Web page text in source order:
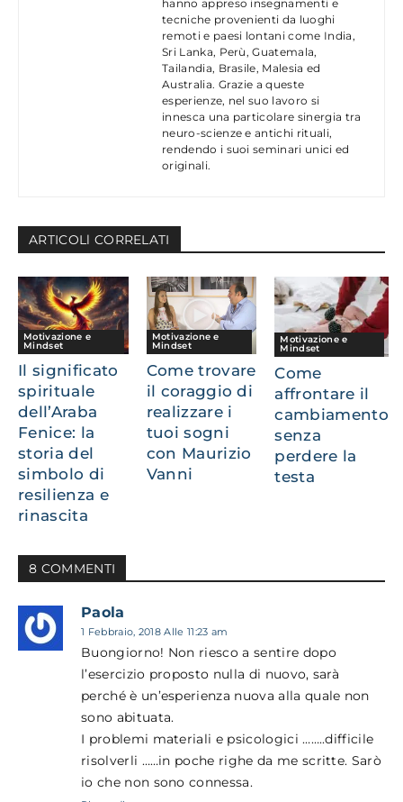
hanno appreso insegnamenti e
tecniche provenienti da luoghi
remoti e paesi lontani come India,
Sri Lanka, Perù, Guatemala,
Tailandia, Brasile, Malesia ed
Australia. Grazie a queste
esperienze, nel suo lavoro si
innesca una particolare sinergia tra
neuro-scienze e antichi rituali,
rendendo i suoi seminari unici ed
originali.
ARTICOLl CORRELATI
Motivazione e
Mindset
Il significato
spirituale
dell’Araba
Fenice: la
storia del
simbolo di
resilienza e
rinascita
Motivazione e
Mindset
Come trovare
il coraggio di
realizzare i
tuoi sogni
con Maurizio
Vanni
Motivazione e
Mindset
Come
affrontare il
cambiamento
senza
perdere la
testa
8 COMMENTI
Paola
1 Febbraio, 2018 Alle 11:23 am
Buongiorno! Non riesco a sentire dopo
l’esercizio proposto nulla di nuovo, sarà
perché è un’esperienza nuova alla quale non
sono abituata.
I problemi materiali e psicologici ……..difficile
risolverli ……in poche righe da me scritte. Sarò
io che non sono connessa.